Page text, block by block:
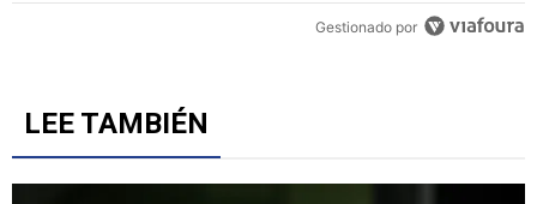
Gestionado por
LEE TAMBIÉN